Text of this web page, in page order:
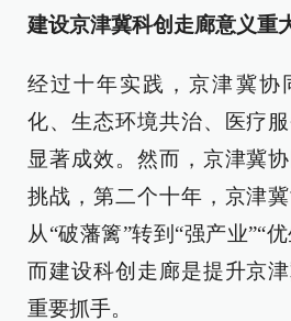
建设京津冀科创走廊意义重
经过十年实践，京津冀协
化、生态环境共治、医疗
显著成效。然而，京津冀
挑战，第二个十年，京津
从“破藩篱”转到“强产业”“
而建设科创走廊是提升京
重要抓手。